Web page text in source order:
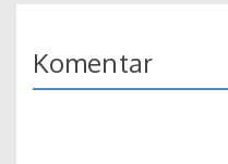
Komentar